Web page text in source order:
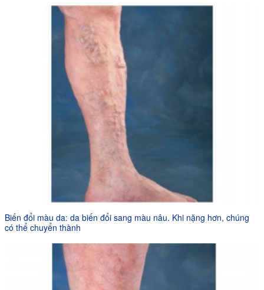
Biến đổi màu da: da biến đổi sang màu nâu. Khi nặng hơn, chúng
có thể chuyển thành